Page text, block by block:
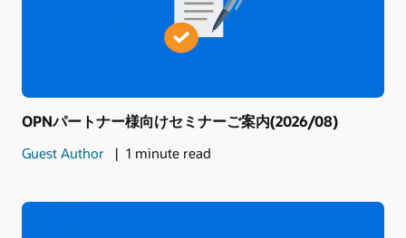
OPNパートナー様向けセミナーご案内(2026/08)
Guest Author 1 minute read